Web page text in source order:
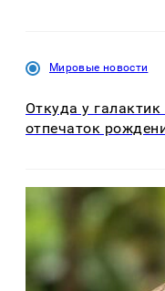
Мировые новости
Откуда у
отпечаток